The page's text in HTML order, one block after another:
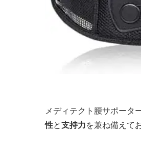
メディテクト腰サポータ
性と支持力を兼ね備えて